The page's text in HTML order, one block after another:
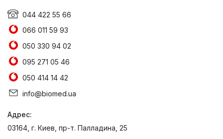
044 422 55 66
066 011 59 93
050 330 94 02
095 271 05 46
050 414 14 42
info@biomed.ua
Адрес:
03164, г. Киев, пр-т. Палладина, 25